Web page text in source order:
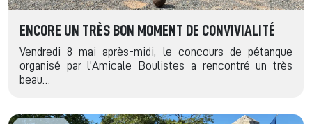
ENCORE UN TRÈS BON MOMENT DE CONVIVIALITÉ
Vendredi 8 mai après-midi, le concours de pétanque
organisé par l’Amicale Boulistes a rencontré un très
beau…